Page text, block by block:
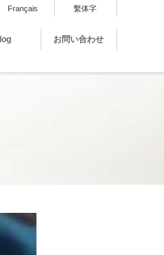
Français 繫体字
お問い合わせ